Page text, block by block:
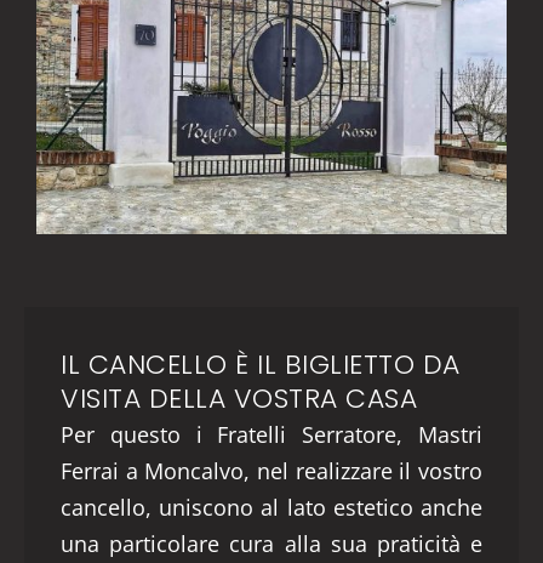
IL CANCELLO È IL BIGLIETTO DA
VISITA DELLA VOSTRA CASA
Per questo i Fratelli Serratore, Mastri
Ferrai a Moncalvo, nel realizzare il vostro
cancello, uniscono al lato estetico anche
una particolare cura alla sua praticità e